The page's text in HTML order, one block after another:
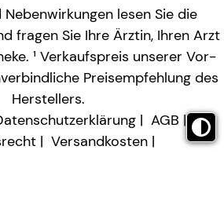
Nebenwirkungen lesen Sie die
fragen Sie Ihre Ärztin, Ihren Arzt
¹ Verkaufspreis unserer Vor-
Preisempfehlung des
Herstellers.
AGB
Versandkosten